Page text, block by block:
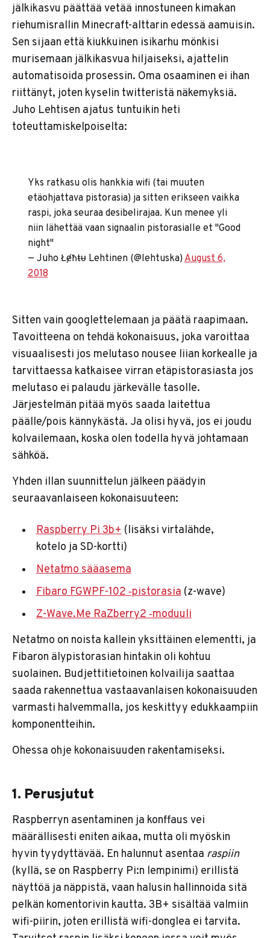
jälkikasvu päättää vetää innostuneen kimakan
riehumisrallin Minecraft-alttarin edessä aamuisin.
Sen sijaan että kiukkuinen isikarhu mönkisi
murisemaan jälkikasvua hiljaiseksi, ajattelin
automatisoida prosessin. Oma osaaminen ei ihan
riittänyt, joten kyselin twitteristä näkemyksiä.
Juho Lehtisen ajatus tuntuikin heti
toteuttamiskelpoiselta:
Yks ratkasu olis hankkia wifi (tai muuten
etäohjattava pistorasia) ja sitten erikseen vaikka
raspi, joka seuraa desibelirajaa. Kun menee yli
niin lähettää vaan signaalin pistorasialle et "Good
night"
— Juho Łɇħŧᵾ Lehtinen (@lehtuska) August 6,
2018
Sitten vain googlettelemaan ja päätä raapimaan.
Tavoitteena on tehdä kokonaisuus, joka varoittaa
visuaalisesti jos melutaso nousee liian korkealle ja
tarvittaessa katkaisee virran etäpistorasiasta jos
melutaso ei palaudu järkevälle tasolle.
Järjestelmän pitää myös saada laitettua
päälle/pois kännykästä. Ja olisi hyvä, jos ei joudu
kolvailemaan, koska olen todella hyvä johtamaan
sähköä.
Yhden illan suunnittelun jälkeen päädyin
seuraavanlaiseen kokonaisuuteen:
Raspberry Pi 3b+(lisäksi virtalähde,
kotelo ja SD-kortti)
Netatmo sääasema
Fibaro FGWPF-102 ‐pistorasia(z-wave)
Z-Wave.Me RaZberry2 ‐moduuli
Netatmo on noista kallein yksittäinen elementti, ja
Fibaron älypistorasian hintakin oli kohtuu
suolainen. Budjettitietoinen kolvailija saattaa
saada rakennettua vastaavanlaisen kokonaisuuden
varmasti halvemmalla, jos keskittyy edukkaampiin
komponentteihin.
Ohessa ohje kokonaisuuden rakentamiseksi.
1. Perusjutut
Raspberryn asentaminen ja konffaus vei
määrällisesti eniten aikaa, mutta oli myöskin
hyvin tyydyttävää. En halunnut asentaa raspiin
(kyllä, se on Raspberry Pi:n lempinimi) erillistä
näyttöä ja näppistä, vaan halusin hallinnoida sitä
pelkän komentorivin kautta. 3B+ sisältää valmiin
wifi-piirin, joten erillistä wifi-donglea ei tarvita.